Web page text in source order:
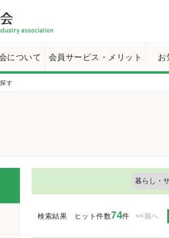
について 会員サービス・メリット お
す
検索結果 ヒット件数74件 <<前へ